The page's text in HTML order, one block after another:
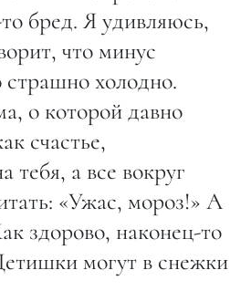
бред. Я удивляюсь,
что минус
холодно.
о которой давно
счастье,
тебя, а все вокруг
«Ужас, мороз!» А
здорово, наконец-то
могут в снежки